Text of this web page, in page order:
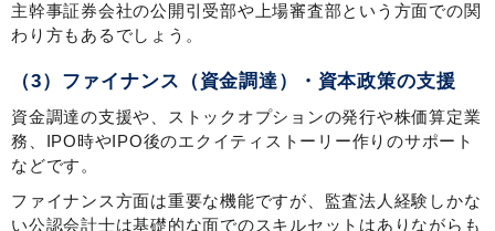
主幹事証券会社の公開引受部や上場審査部という方面での関
わり方もあるでしょう。
（3）ファイナンス（資金調達）・資本政策の支援
資金調達の支援や、ストックオプションの発行や株価算定業
務、IPO時やIPO後のエクイティストーリー作りのサポート
などです。
ファイナンス方面は重要な機能ですが、監査法人経験しかな
い公認会計士は基礎的な面でのスキルセットはありながらも